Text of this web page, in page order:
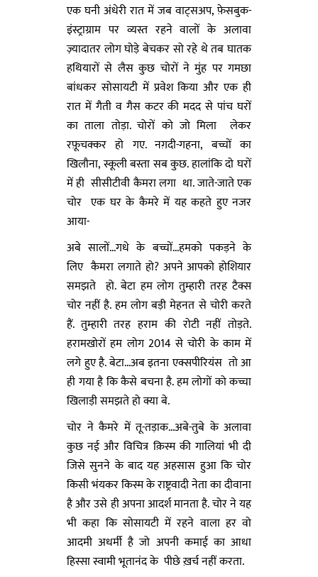
एक घनी अंधेरी रात में जब वाट्सअप, फ़ेसबुक-
इंस्ट्राग्राम पर व्यस्त रहने वालों के अलावा
ज़्यादातर लोग घोड़े बेचकर सो रहे थे तब घातक
हथियारों से लैस कुछ चोरों ने मुंह पर गमछा
बांधकर सोसायटी में प्रवेश किया और एक ही
रात में गैती व गैस कटर की मदद से पांच घरों
का ताला तोड़ा. चोरों को जो मिला लेकर
रफ़ूचक्कर हो गए. नग़दी-गहना, बच्चों का
खिलौना, स्कूली बस्ता सब कुछ. हालांकि दो घरों
में ही सीसीटीवी कैमरा लगा था. जाते-जाते एक
चोर एक घर के कैमरे में यह कहते हुए नजर
आया-
अबे सालों...गधे के बच्चों...हमको पकड़ने के
लिए कैमरा लगाते हो? अपने आपको होशियार
समझते हो. बेटा हम लोग तुम्हारी तरह टैक्स
चोर नहीं है. हम लोग बड़ी मेहनत से चोरी करते
हैं. तुम्हारी तरह हराम की रोटी नहीं तोड़ते.
हरामखोरों हम लोग 2014 से चोरी के काम में
लगे हुए है. बेटा...अब इतना एक्सपीरियंस तो आ
ही गया है कि कैसे बचना है. हम लोगों को कच्चा
खिलाड़ी समझते हो क्या बे.
चोर ने कैमरे में तू-तड़ाक...अबे-तुबे के अलावा
कुछ नई और विचित्र क़िस्म की गालियां भी दी
जिसे सुनने के बाद यह अहसास हुआ कि चोर
किसी भंयकर किस्म के राष्ट्रवादी नेता का दीवाना
है और उसे ही अपना आदर्श मानता है. चोर ने यह
भी कहा कि सोसायटी में रहने वाला हर वो
आदमी अधर्मी है जो अपनी कमाई का आधा
हिस्सा स्वामी भूतानंद के पीछे ख़र्च नहीं करता.